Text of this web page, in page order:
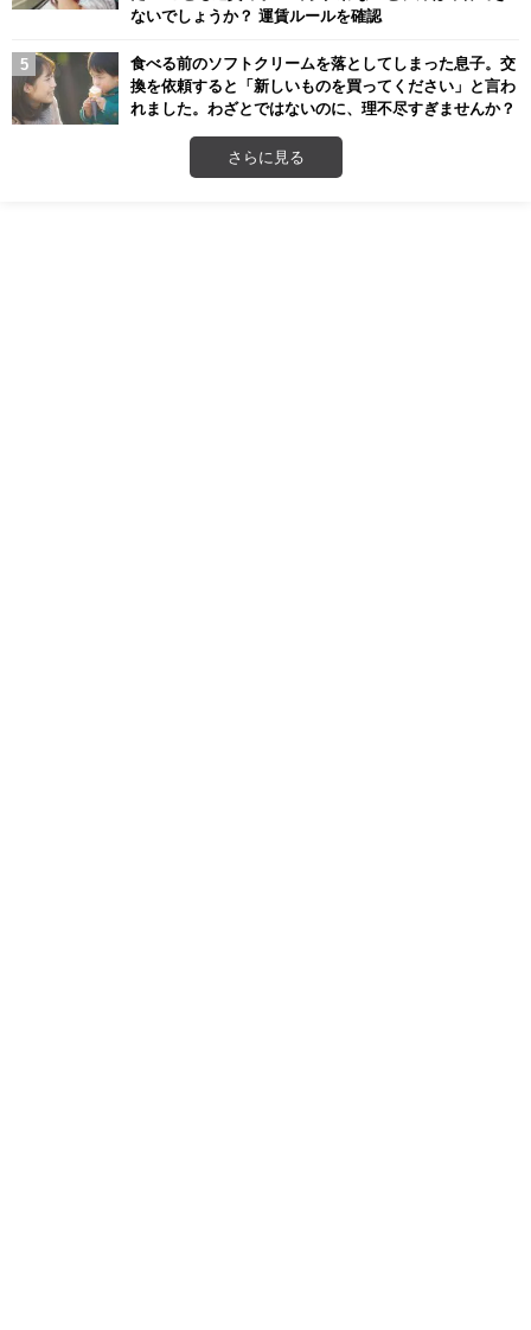
ないでしょうか？ 運賃ルールを確認
食べる前のソフトクリームを落としてしまった息子。交
換を依頼すると「新しいものを買ってください」と言わ
れました。わざとではないのに、理不尽すぎませんか？
さらに見る